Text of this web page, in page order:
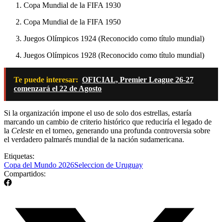
Copa Mundial de la FIFA 1930
Copa Mundial de la FIFA 1950
Juegos Olímpicos 1924 (Reconocido como título mundial)
Juegos Olímpicos 1928 (Reconocido como título mundial)
Te puede interesar: OFICIAL, Premier League 26-27
comenzará el 22 de Agosto
Si la organización impone el uso de solo dos estrellas, estaría
marcando un cambio de criterio histórico que reduciría el legado de
la Celeste en el torneo, generando una profunda controversia sobre
el verdadero palmarés mundial de la nación sudamericana.
Etiquetas:
Copa del Mundo 2026Seleccion de Uruguay
Compartidos: